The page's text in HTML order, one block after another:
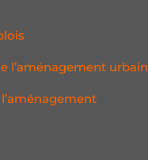
l’aménagement urbain